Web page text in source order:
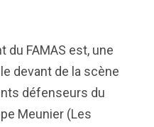
du FAMAS est, une
devant de la scène
défenseurs du
Meunier (Les